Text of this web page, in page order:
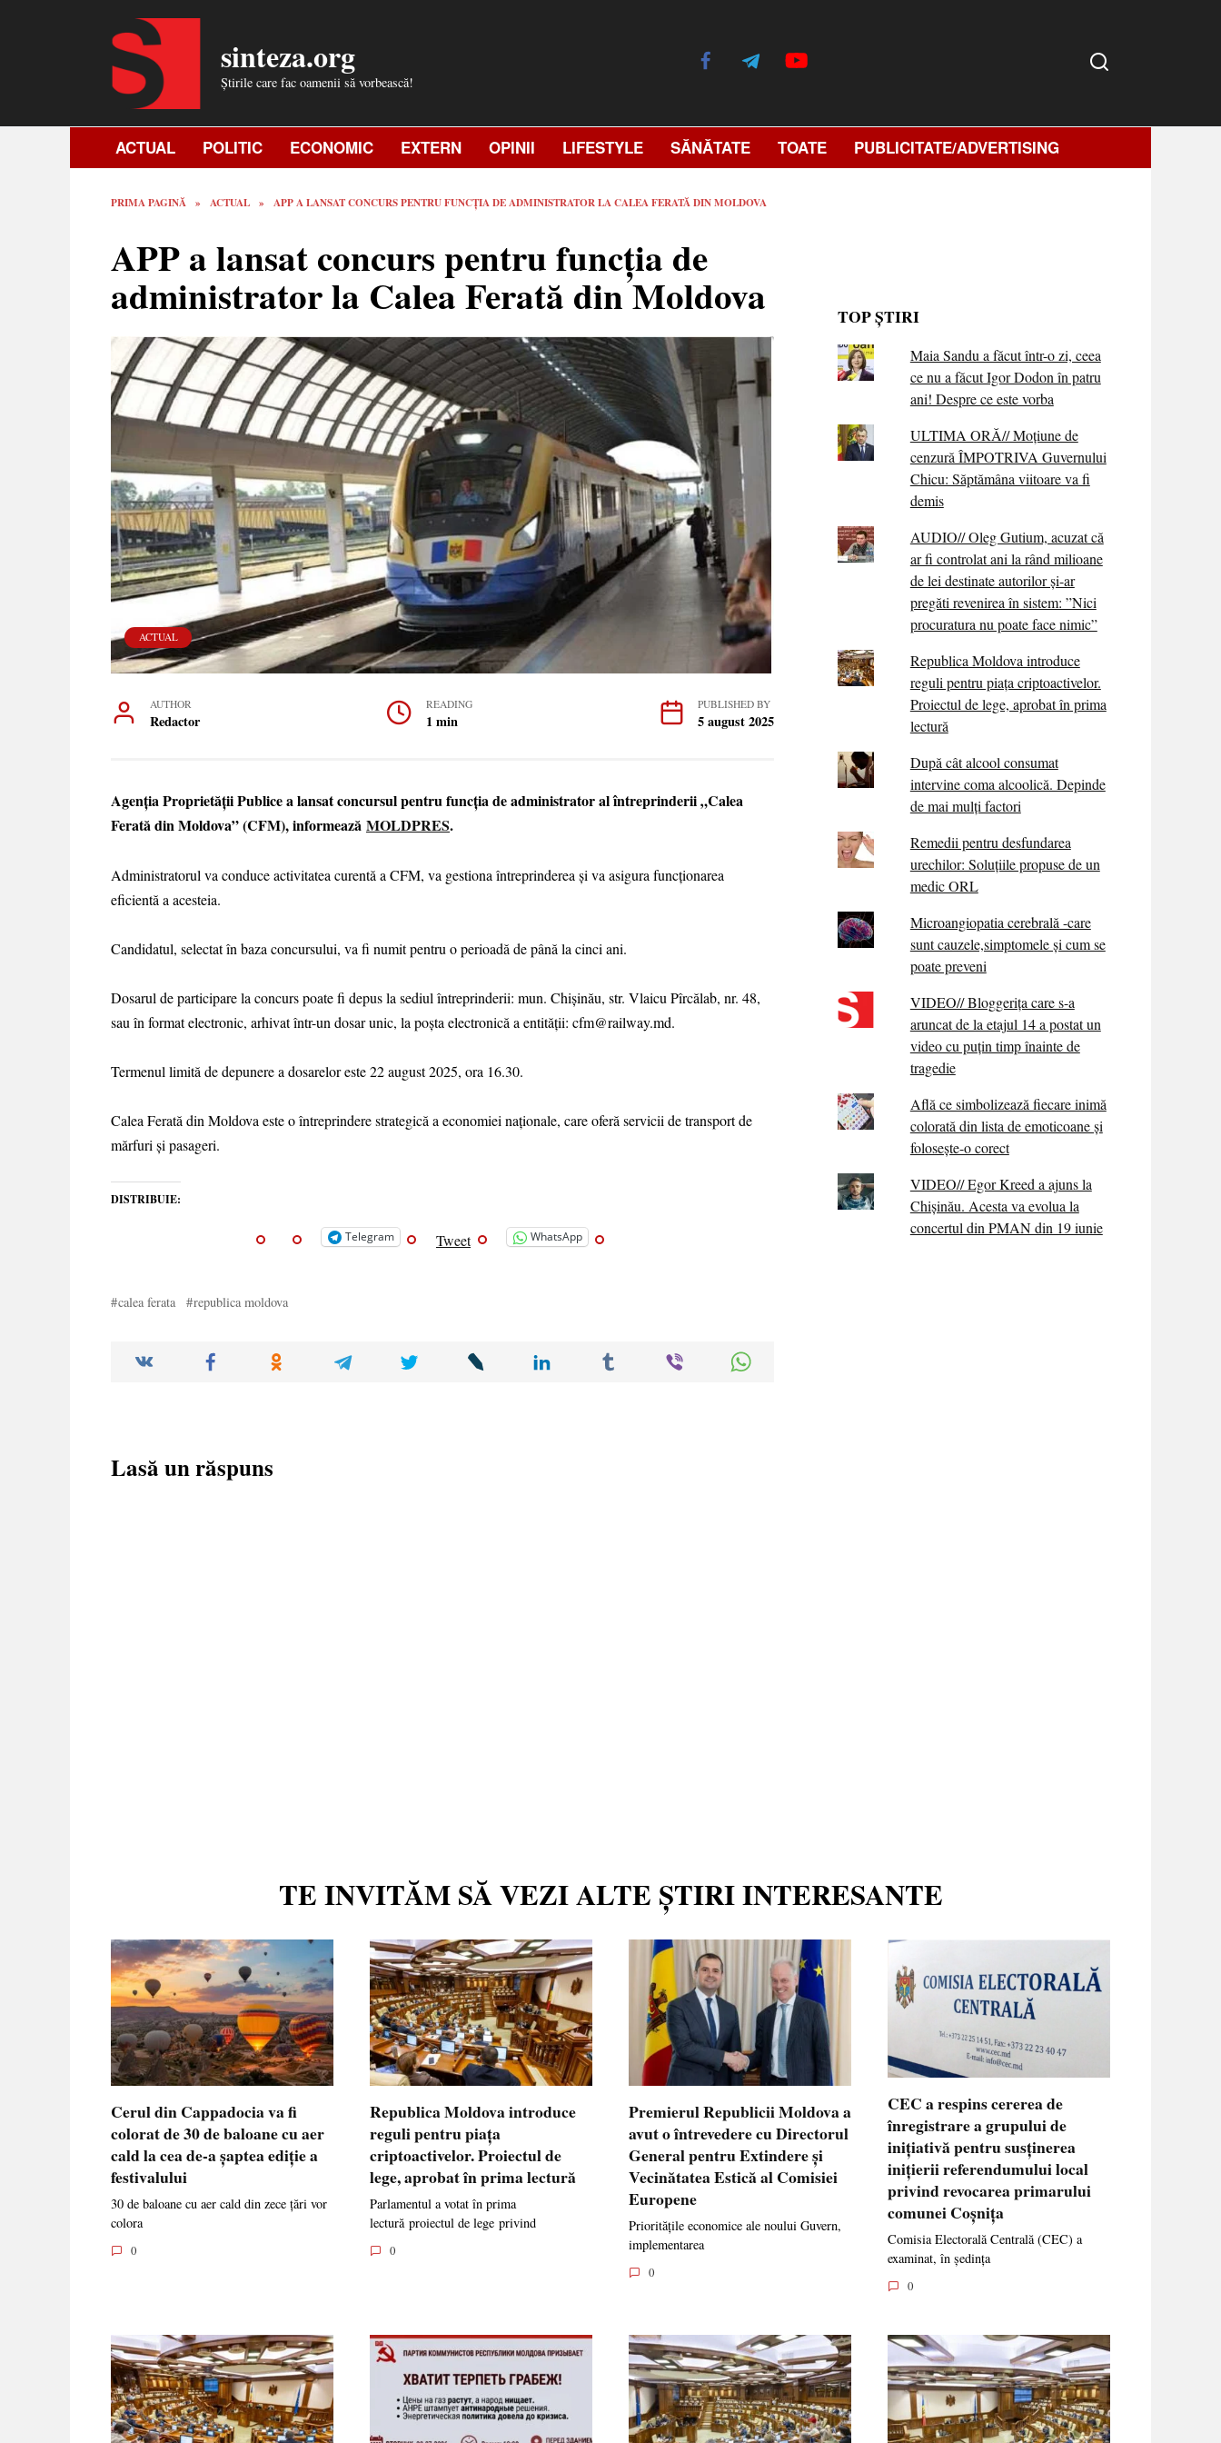
sinteza.org
Știrile care fac oamenii să vorbească!
ACTUAL POLITIC ECONOMIC EXTERN OPINII LIFESTYLE SĂNĂTATE TOATE PUBLICITATE/ADVERTISING
PRIMA PAGINĂ » ACTUAL » APP A LANSAT CONCURS PENTRU FUNCȚIA DE ADMINISTRATOR LA CALEA FERATĂ DIN MOLDOVA
APP a lansat concurs pentru funcția de
administrator la Calea Ferată din Moldova
ACTUAL
AUTHOR
Redactor
READING
1 min
PUBLISHED BY
5 august 2025
Agenția Proprietății Publice a lansat concursul pentru funcția de administrator al întreprinderii „Calea
Ferată din Moldova” (CFM), informează MOLDPRES.
Administratorul va conduce activitatea curentă a CFM, va gestiona întreprinderea și va asigura funcționarea
eficientă a acesteia.
Candidatul, selectat în baza concursului, va fi numit pentru o perioadă de până la cinci ani.
Dosarul de participare la concurs poate fi depus la sediul întreprinderii: mun. Chișinău, str. Vlaicu Pîrcălab, nr. 48,
sau în format electronic, arhivat într-un dosar unic, la poșta electronică a entității: cfm@railway.md.
Termenul limită de depunere a dosarelor este 22 august 2025, ora 16.30.
Calea Ferată din Moldova este o întreprindere strategică a economiei naționale, care oferă servicii de transport de
mărfuri și pasageri.
DISTRIBUIE:
Telegram Tweet WhatsApp
calea ferata republica moldova
Lasă un răspuns
TOP ȘTIRI
Maia Sandu a făcut într-o zi, ceea
ce nu a făcut Igor Dodon în patru
ani! Despre ce este vorba
ULTIMA ORĂ// Moțiune de
cenzură ÎMPOTRIVA Guvernului
Chicu: Săptămâna viitoare va fi
demis
AUDIO// Oleg Gutium, acuzat că
ar fi controlat ani la rând milioane
de lei destinate autorilor și-ar
pregăti revenirea în sistem: ”Nici
procuratura nu poate face nimic”
Republica Moldova introduce
reguli pentru piața criptoactivelor.
Proiectul de lege, aprobat în prima
lectură
După cât alcool consumat
intervine coma alcoolică. Depinde
de mai mulți factori
Remedii pentru desfundarea
urechilor: Soluțiile propuse de un
medic ORL
Microangiopatia cerebrală -care
sunt cauzele,simptomele și cum se
poate preveni
VIDEO// Bloggerița care s-a
aruncat de la etajul 14 a postat un
video cu puțin timp înainte de
tragedie
Află ce simbolizează fiecare inimă
colorată din lista de emoticoane și
folosește-o corect
VIDEO// Egor Kreed a ajuns la
Chișinău. Acesta va evolua la
concertul din PMAN din 19 iunie
TE INVITĂM SĂ VEZI ALTE ȘTIRI INTERESANTE
Cerul din Cappadocia va fi
colorat de 30 de baloane cu aer
cald la cea de-a șaptea ediție a
festivalului
30 de baloane cu aer cald din zece țări vor
colora
0
Republica Moldova introduce
reguli pentru piața
criptoactivelor. Proiectul de
lege, aprobat în prima lectură
Parlamentul a votat în prima
lectură proiectul de lege privind
0
Premierul Republicii Moldova a
avut o întrevedere cu Directorul
General pentru Extindere și
Vecinătatea Estică al Comisiei
Europene
Prioritățile economice ale noului Guvern,
implementarea
0
CEC a respins cererea de
înregistrare a grupului de
inițiativă pentru susținerea
inițierii referendumului local
privind revocarea primarului
comunei Coșnița
Comisia Electorală Centrală (CEC) a
examinat, în ședința
0